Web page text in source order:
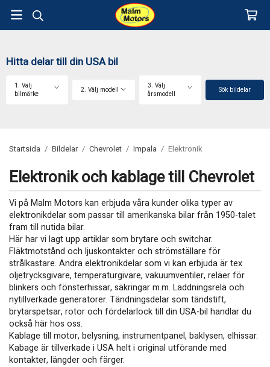
Hitta delar till din USA bil
1. Välj
bilmärke
2. Välj modell
3. Välj
årsmodell
Sök bildelar
Startsida / Bildelar / Chevrolet / Impala / Elektronik
Elektronik och kablage till Chevrolet
Vi på Malm Motors kan erbjuda våra kunder olika typer av
elektronikdelar som passar till amerikanska bilar från 1950-talet
fram till nutida bilar.
Här har vi lagt upp artiklar som brytare och switchar.
Fläktmotstånd och ljuskontakter och strömställare för
strålkastare. Andra elektronikdelar som vi kan erbjuda är tex
oljetrycksgivare, temperaturgivare, vakuumventiler, reläer för
blinkers och fönsterhissar, säkringar m.m. Laddningsrelä och
nytillverkade generatorer. Tändningsdelar som tändstift,
brytarspetsar, rotor och fördelarlock till din USA-bil handlar du
också här hos oss.
Kablage till motor, belysning, instrumentpanel, baklysen, elhissar.
Kabage är tillverkade i USA helt i original utförande med
kontakter, längder och färger.